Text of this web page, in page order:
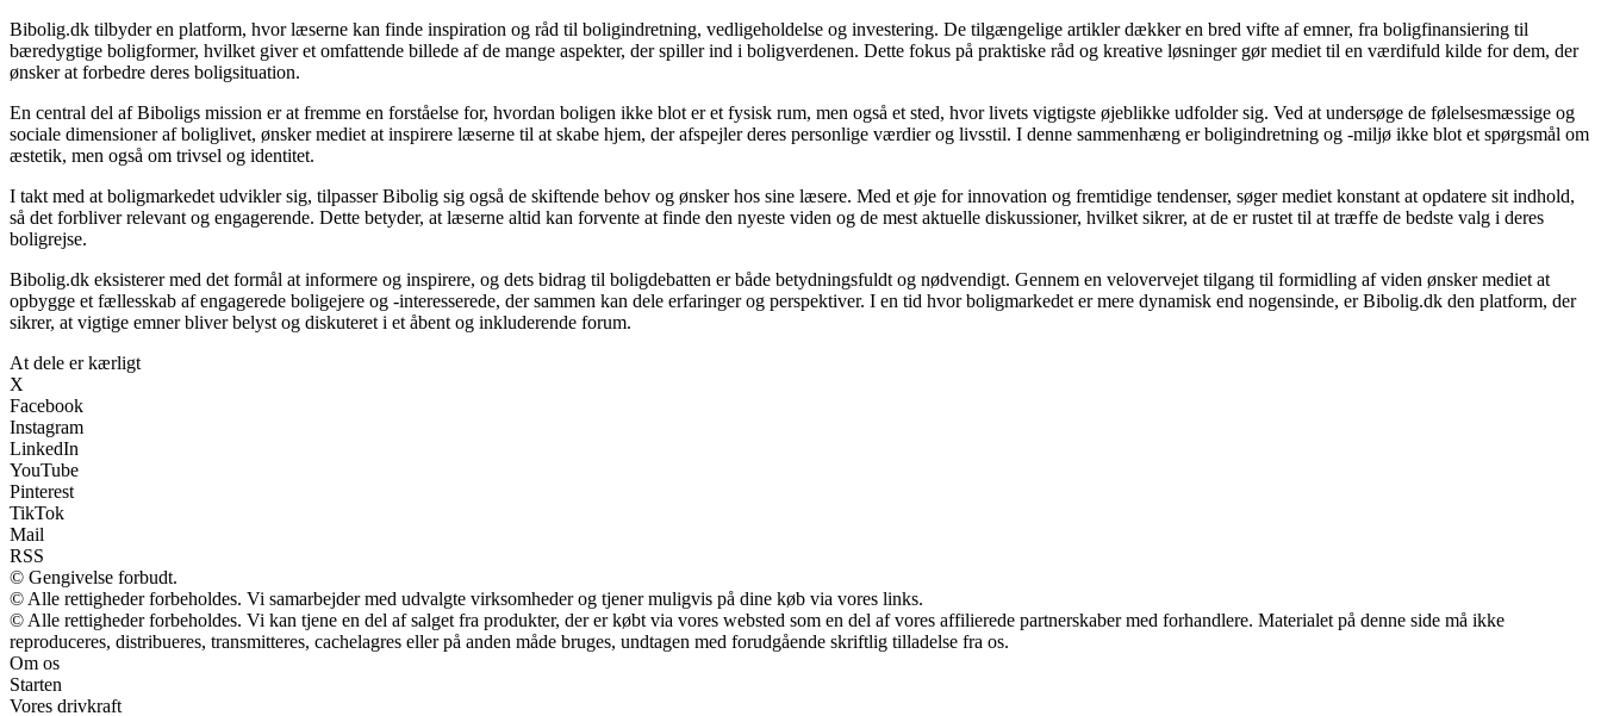
Bibolig.dk tilbyder en platform, hvor læserne kan finde inspiration og råd til boligindretning, vedligeholdelse og investering. De tilgængelige artikler dækker en bred vifte af emner, fra boligfinansiering til
bæredygtige boligformer, hvilket giver et omfattende billede af de mange aspekter, der spiller ind i boligverdenen. Dette fokus på praktiske råd og kreative løsninger gør mediet til en værdifuld kilde for dem, der
ønsker at forbedre deres boligsituation.
En central del af Biboligs mission er at fremme en forståelse for, hvordan boligen ikke blot er et fysisk rum, men også et sted, hvor livets vigtigste øjeblikke udfolder sig. Ved at undersøge de følelsesmæssige og
sociale dimensioner af boliglivet, ønsker mediet at inspirere læserne til at skabe hjem, der afspejler deres personlige værdier og livsstil. I denne sammenhæng er boligindretning og -miljø ikke blot et spørgsmål om
æstetik, men også om trivsel og identitet.
I takt med at boligmarkedet udvikler sig, tilpasser Bibolig sig også de skiftende behov og ønsker hos sine læsere. Med et øje for innovation og fremtidige tendenser, søger mediet konstant at opdatere sit indhold,
så det forbliver relevant og engagerende. Dette betyder, at læserne altid kan forvente at finde den nyeste viden og de mest aktuelle diskussioner, hvilket sikrer, at de er rustet til at træffe de bedste valg i deres
boligrejse.
Bibolig.dk eksisterer med det formål at informere og inspirere, og dets bidrag til boligdebatten er både betydningsfuldt og nødvendigt. Gennem en velovervejet tilgang til formidling af viden ønsker mediet at
opbygge et fællesskab af engagerede boligejere og -interesserede, der sammen kan dele erfaringer og perspektiver. I en tid hvor boligmarkedet er mere dynamisk end nogensinde, er Bibolig.dk den platform, der
sikrer, at vigtige emner bliver belyst og diskuteret i et åbent og inkluderende forum.
At dele er kærligt
X
Facebook
Instagram
LinkedIn
YouTube
Pinterest
TikTok
Mail
RSS
© Gengivelse forbudt.
© Alle rettigheder forbeholdes. Vi samarbejder med udvalgte virksomheder og tjener muligvis på dine køb via vores links.
© Alle rettigheder forbeholdes. Vi kan tjene en del af salget fra produkter, der er købt via vores websted som en del af vores affilierede partnerskaber med forhandlere. Materialet på denne side må ikke
reproduceres, distribueres, transmitteres, cachelagres eller på anden måde bruges, undtagen med forudgående skriftlig tilladelse fra os.
Om os
Starten
Vores drivkraft